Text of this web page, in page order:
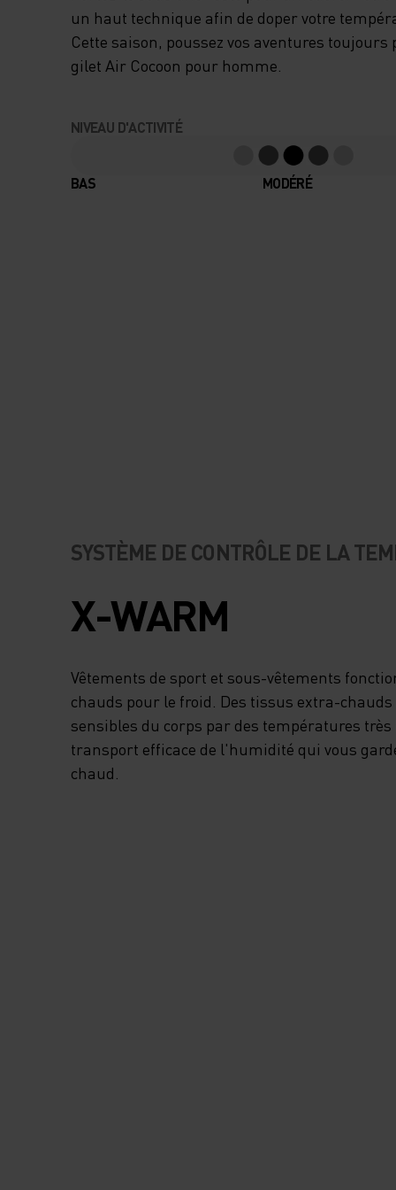
CONFECTIONNÉ
MEILLEURE
COUPE-VENT ET
DÉPERLANTE
QUANTUM®
MAINTIENT VOTRE
TEMPÉRATURE
CORPORELLE
LES ACTIVITÉS
TEMPS FROID.
LE SOUS UNE
un haut technique afin de doper votre
Cette saison, poussez vos aventures toujours
gilet Air Cocoon pour homme.
NIVEAU D'ACTIVITÉ
BAS MODÉRÉ
SYSTÈME DE CONTRÔLE DE LA
X-WARM
Vêtements de sport et sous-vêtements
chauds pour le froid. Des tissus extra-chauds
sensibles du corps par des températures très
transport efficace de l'humidité qui vous
chaud.